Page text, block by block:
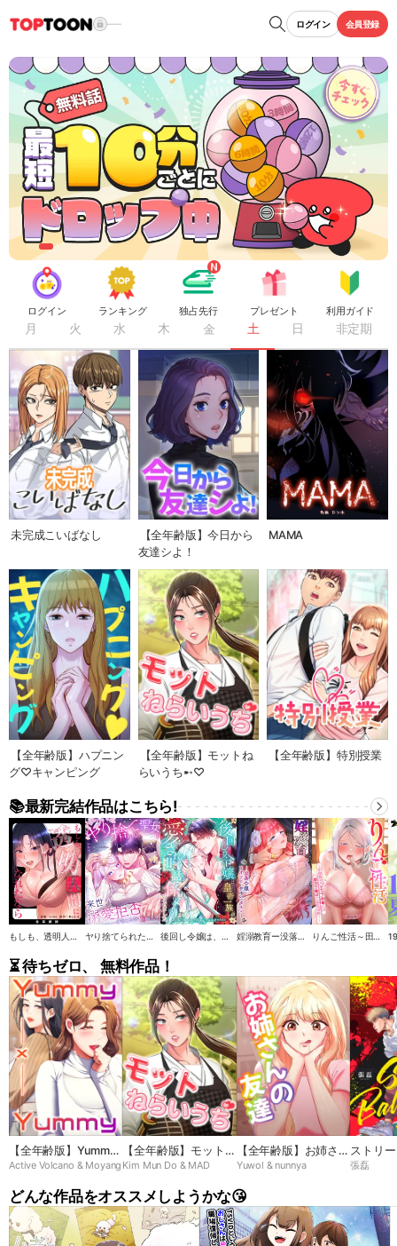
ログイン 会員登録
ログイン ランキング 独占先行 プレゼント 利用ガイド
月 火 水 木 金 土 日 非定期
未完成こいばなし
【全年齢版】今日から
友達シよ！
MAMA
【全年齢版】ハプニン
グ♡キャンピング
【全年齢版】モットね
らいうち➸♡
【全年齢版】特別授業
📚最新完結作品はこちら!
もしも、透明人間になれたなら【全年齢版】 ヤり捨てられた聖女は、来世では溺愛拒否することを誓います【タテヨミ】 後回し令嬢は、皇帝一族の愛され世話係になりました【タテヨミ】 婬溺教育ー没落令嬢 リオン・エーデルシュタインー【ソフト版】【フルカラー】【タテヨミ】 りんご性活～田舎育ちのエルフま●こは都会ち●ぽと相性抜群！【ソフト版】【フルカラー】【タテヨミ】
⏳ 待ちゼロ、 無料作品！
【全年齢版】Yummy
× Yummy
Active Volcano & Moyang
【全年齢版】モットね
らいうち➸♡
Kim Mun Do & MAD
【全年齢版】お姉さん
の友達
Yuwol & nunnya
ストリ
ーナ
張磊
どんな作品をオススメしようかな😘